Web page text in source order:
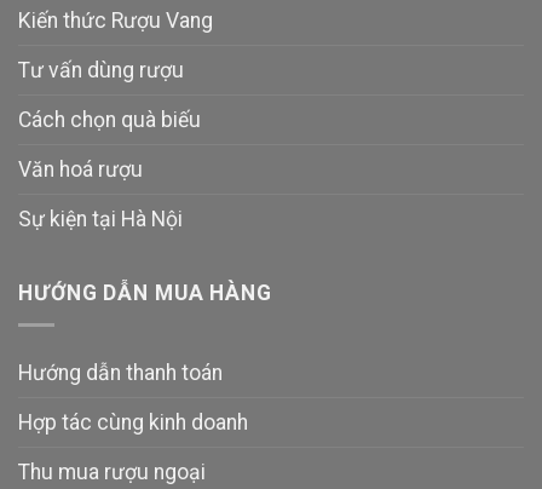
Kiến thức Rượu Vang
Tư vấn dùng rượu
Cách chọn quà biếu
Văn hoá rượu
Sự kiện tại Hà Nội
HƯỚNG DẪN MUA HÀNG
Hướng dẫn thanh toán
Hợp tác cùng kinh doanh
Thu mua rượu ngoại